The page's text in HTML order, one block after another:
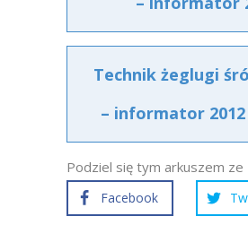
Technik żeglugi
– informator
Podziel się tym arkuszem ze
Facebook